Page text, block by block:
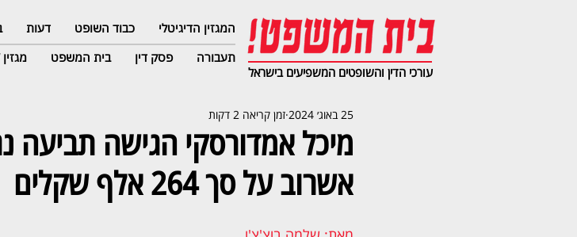
המגזין הדיגיטלי כבוד השופט דעות
תעבורה
פסק דין בית המשפט מגזין TV
עורכי הדין והשופטים המשפיעים בישראל
מיכל אמדורסקי הגישה תביעה
אשרוב על סך 264 אלף שקלים
25 באוג׳ 2024 זמן קריאה 2 דקות